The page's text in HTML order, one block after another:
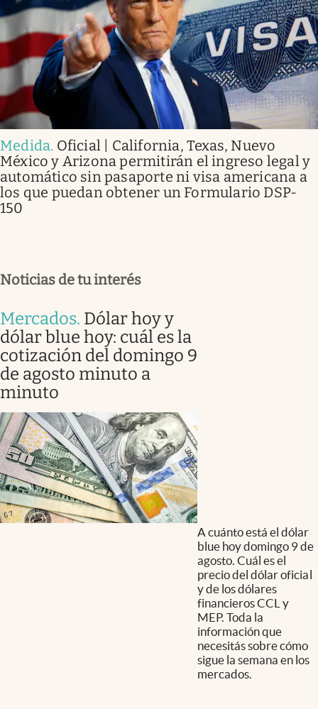
Medida. Oficial | California, Texas, Nuevo
México y Arizona permitirán el ingreso legal y
automático sin pasaporte ni visa americana a
los que puedan obtener un Formulario DSP-
150
Noticias de tu interés
Mercados. Dólar hoy y
dólar blue hoy: cuál es la
cotización del domingo 9
de agosto minuto a
minuto
A cuánto está el dólar
blue hoy domingo 9 de
agosto. Cuál es el
precio del dólar oficial
y de los dólares
financieros CCL y
MEP. Toda la
información que
necesitás sobre cómo
sigue la semana en los
mercados.